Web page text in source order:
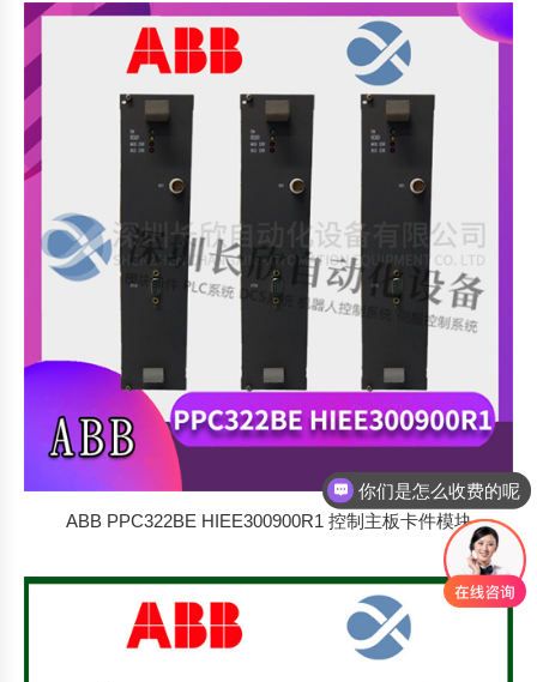
ABB PPC322BE HIEE300900R1 控制主板卡件模块
你们是怎么收费的呢